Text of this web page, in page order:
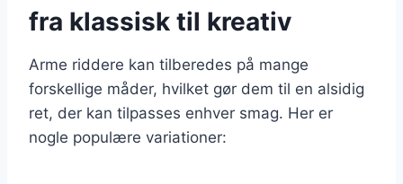
fra klassisk til kreativ
Arme riddere kan tilberedes på mange
forskellige måder, hvilket gør dem til en alsidig
ret, der kan tilpasses enhver smag. Her er
nogle populære variationer: